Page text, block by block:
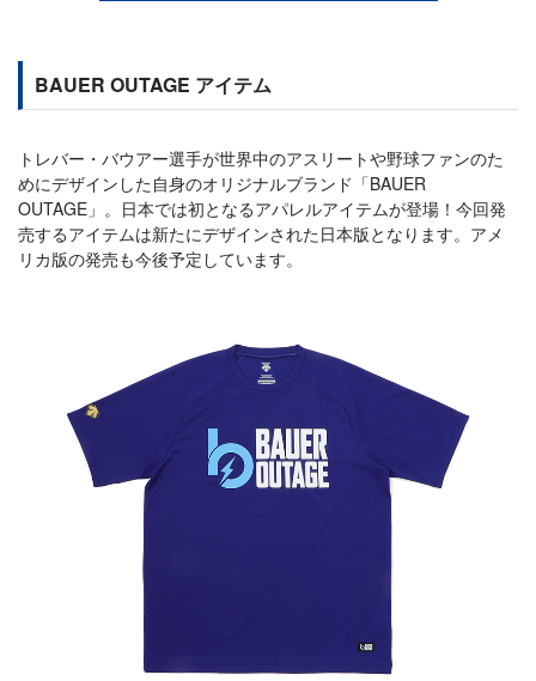
BAUER OUTAGE アイテム
トレバー・バウアー選手が世界中のアスリートや野球ファンのた
めにデザインした自身のオリジナルブランド「BAUER
OUTAGE」。日本では初となるアパレルアイテムが登場！今回発
売するアイテムは新たにデザインされた日本版となります。アメ
リカ版の発売も今後予定しています。